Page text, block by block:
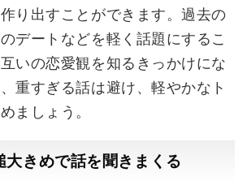
り出すことができます。過去の
デートなどを軽く話題にするこ
いの恋愛観を知るきっかけにな
重すぎる話は避け、軽やかなト
ましょう。
大きめで話を聞きまくる